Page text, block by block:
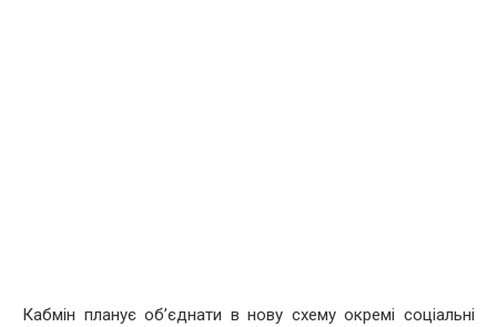
Кабмін планує об’єднати в нову схему окремі соціальні